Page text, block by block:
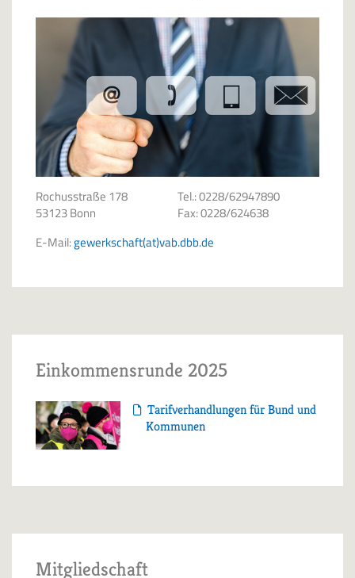
Rochusstraße 178
53123 Bonn
Tel.: 0228/62947890
Fax: 0228/624638
E-Mail:gewerkschaft(at)vab.dbb.de
Einkommensrunde 2025
Tarifverhandlungen für Bund und
Kommunen
Mitgliedschaft